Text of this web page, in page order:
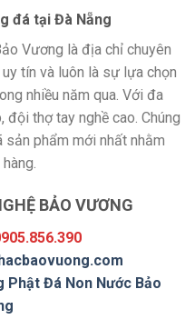
đá tại Đà Nẵng
Vương là địa chỉ chuyên
tín và luôn là sự lựa chọn
nhiều năm qua. Với đa
thợ tay nghề cao. Chúng
phẩm mới nhất nhằm
BẢO VƯƠNG
Phật Đá Non Nước Bảo